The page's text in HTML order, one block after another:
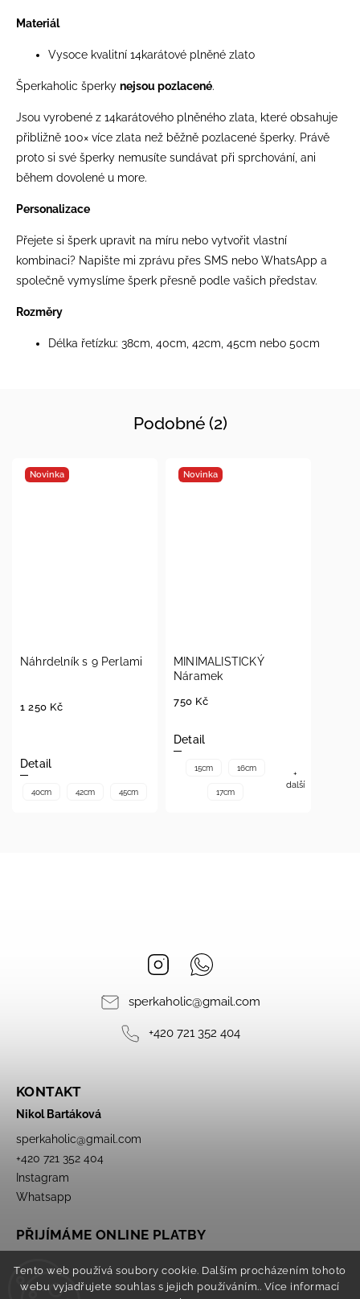
Tento web používá soubory cookie. Dalším procházením tohoto
webu vyjadřujete souhlas s jejich používáním.. Více informací
Materiál
Vysoce kvalitní 14karátové plněné zlato
Šperkaholic šperky nejsou pozlacené.
Jsou vyrobené z 14karátového plněného zlata, které obsahuje
přibližně 100× více zlata než běžně pozlacené šperky. Právě
proto si své šperky nemusíte sundávat při sprchování, ani
během dovolené u more.
Personalizace
Přejete si šperk upravit na míru nebo vytvořit vlastní
kombinaci? Napište mi zprávu přes SMS nebo WhatsApp a
společně vymyslíme šperk přesně podle vašich představ.
Rozměry
Délka řetízku: 38cm, 40cm, 42cm, 45cm nebo 50cm
Podobné (2)
Novinka
Náhrdelník s 9 Perlami
1 250 Kč
Detail
40cm 42cm 45cm
Novinka
MINIMALISTICKÝ
Náramek
750 Kč
Detail
15cm 16cm
17cm
+
další
Instagram
sperkaholic@gmail.com
+420 721 352 404
KONTAKT
Nikol Bartáková
sperkaholic@gmail.com
+420 721 352 404
Instagram
Whatsapp
PŘIJÍMÁME ONLINE PLATBY